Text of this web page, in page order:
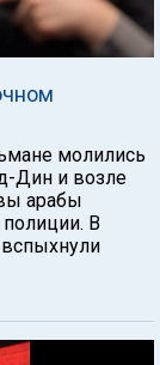
молились
Дин и возле
арабы
В